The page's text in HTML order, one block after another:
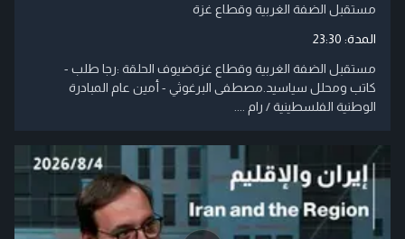
مستقبل الضفة الغربية وقطاع غزة
المدة: 23:30
مستقبل الضفة الغربية وقطاع غزةضيوف الحلقة :رجا طلب -
كاتب ومحلل سياسيد.مصطفى البرغوثي - أمين عام المبادرة
الوطنية الفلسطينية / رام ....